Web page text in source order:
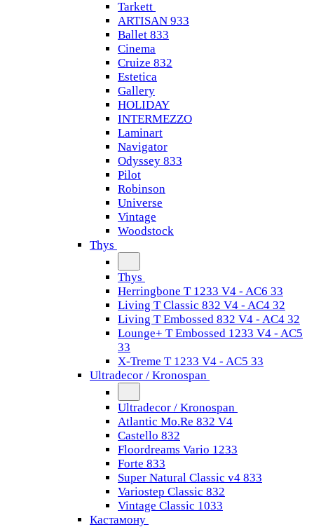
Tarkett
ARTISAN 933
Ballet 833
Cinema
Cruize 832
Estetica
Gallery
HOLIDAY
INTERMEZZO
Laminart
Navigator
Odyssey 833
Pilot
Robinson
Universe
Vintage
Woodstock
Thys
Thys
Herringbone T 1233 V4 - AC6 33
Living T Classic 832 V4 - AC4 32
Living T Embossed 832 V4 - AC4 32
Lounge+ T Embossed 1233 V4 - AC5
33
X-Treme T 1233 V4 - AC5 33
Ultradecor / Kronospan
Ultradecor / Kronospan
Atlantic Mo.Re 832 V4
Castello 832
Floordreams Vario 1233
Forte 833
Super Natural Classic v4 833
Variostep Classic 832
Vintage Classic 1033
Кастамону